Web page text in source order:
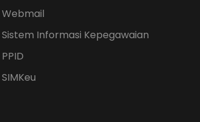
Webmail
Sistem Informasi Kepegawaian
PPID
SIMKeu